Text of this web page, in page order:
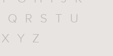
Q R S T
U
X Y Z